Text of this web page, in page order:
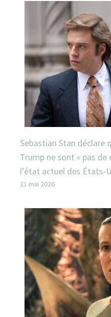
Sebastian Stan déclare
Trump ne sont « pas
l’état actuel des États-
21 mai 2026